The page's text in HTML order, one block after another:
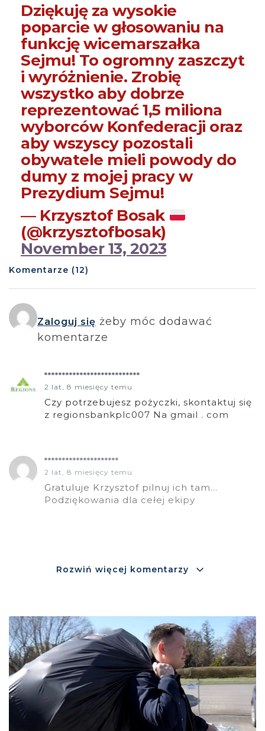
Dziękuję za wysokie
poparcie w głosowaniu na
funkcję wicemarszałka
Sejmu! To ogromny zaszczyt
i wyróżnienie. Zrobię
wszystko aby dobrze
reprezentować 1,5 miliona
wyborców Konfederacji oraz
aby wszyscy pozostali
obywatele mieli powody do
dumy z mojej pracy w
Prezydium Sejmu!
— Krzysztof Bosak
(@krzysztofbosak)
November 13, 2023
Komentarze (12)
Zaloguj się żeby móc dodawać
komentarze
***************************
2 lat, 8 miesięcy temu
Czy potrzebujesz pożyczki, skontaktuj się
z regionsbankplc007 Na gmail . com
*********************
2 lat, 8 miesięcy temu
Gratuluje Krzysztof pilnuj ich tam…
Podziękowania dla cełej ekipy
Rozwiń więcej komentarzy